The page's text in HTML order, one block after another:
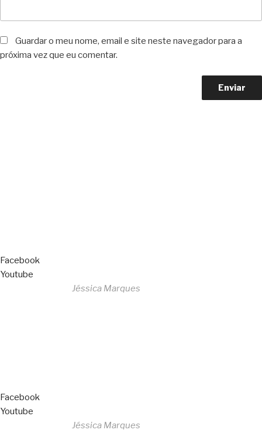
Guardar o meu nome, email e site neste navegador para a
próxima vez que eu comentar.
Facebook
Youtube
Jéssica Marques
Facebook
Youtube
Jéssica Marques